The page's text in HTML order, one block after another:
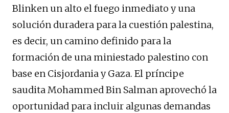
Blinken un alto el fuego inmediato y una
solución duradera para la cuestión palestina,
es decir, un camino definido para la
formación de una miniestado palestino con
base en Cisjordania y Gaza. El príncipe
saudita Mohammed Bin Salman aprovechó la
oportunidad para incluir algunas demandas